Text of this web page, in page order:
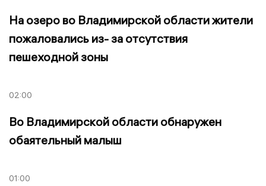
На озеро во Владимирской области жители
пожаловались из- за отсутствия
пешеходной зоны
02:00
Во Владимирской области обнаружен
обаятельный малыш
01:00